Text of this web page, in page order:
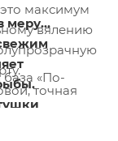
максимум
вялению
точная
г; Жиры —
меру
«По-